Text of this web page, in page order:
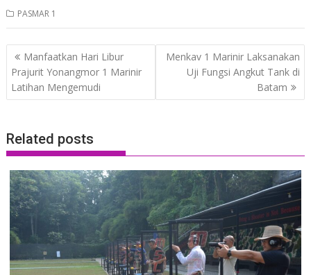
PASMAR 1
Post
navigation
Manfaatkan Hari Libur
Prajurit Yonangmor 1 Marinir
Latihan Mengemudi
Menkav 1 Marinir Laksanakan
Uji Fungsi Angkut Tank di
Batam
Related posts